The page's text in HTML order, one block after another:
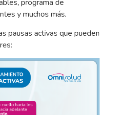
programa de
y muchos más.
pausas activas que pueden